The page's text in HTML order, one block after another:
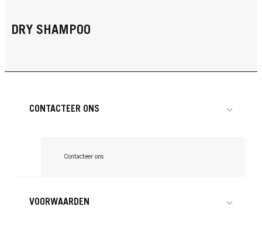
DRY SHAMPOO
CONTACTEER ONS
Contacteer ons
VOORWAARDEN